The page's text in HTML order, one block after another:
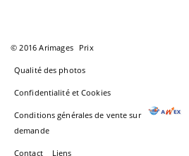
© 2016 Arimages Prix
Qualité des photos
Confidentialité et Cookies
Conditions générales de vente sur
demande
Contact Liens